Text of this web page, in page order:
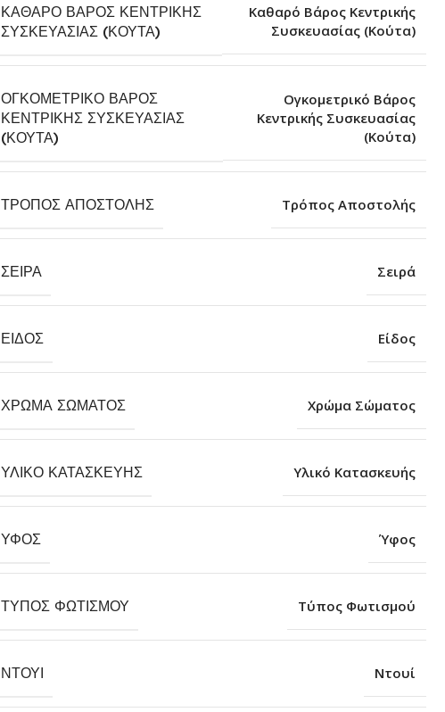
ΚΑΘΑΡΌ ΒΆΡΟΣ ΚΕΝΤΡΙΚΉΣ
ΣΥΣΚΕΥΑΣΊΑΣ (ΚΟΎΤΑ)
Καθαρό Βάρος Κεντρικής
Συσκευασίας (Κούτα)
ΟΓΚΟΜΕΤΡΙΚΌ ΒΆΡΟΣ
ΚΕΝΤΡΙΚΉΣ ΣΥΣΚΕΥΑΣΊΑΣ
(ΚΟΎΤΑ)
Ογκομετρικό Βάρος
Κεντρικής Συσκευασίας
(Κούτα)
ΤΡΌΠΟΣ ΑΠΟΣΤΟΛΉΣ Τρόπος Αποστολής
ΣΕΙΡΆ Σειρά
ΕΊΔΟΣ Είδος
ΧΡΏΜΑ ΣΏΜΑΤΟΣ Χρώμα Σώματος
ΥΛΙΚΌ ΚΑΤΑΣΚΕΥΉΣ Υλικό Κατασκευής
ΎΦΟΣ Ύφος
ΤΎΠΟΣ ΦΩΤΙΣΜΟΎ Τύπος Φωτισμού
ΝΤΟΥΊ Ντουί